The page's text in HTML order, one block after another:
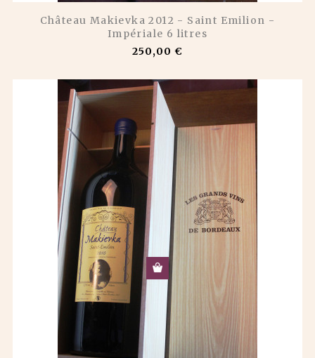
Château Makievka 2012 - Saint Emilion -
Impériale 6 litres
250,00 €